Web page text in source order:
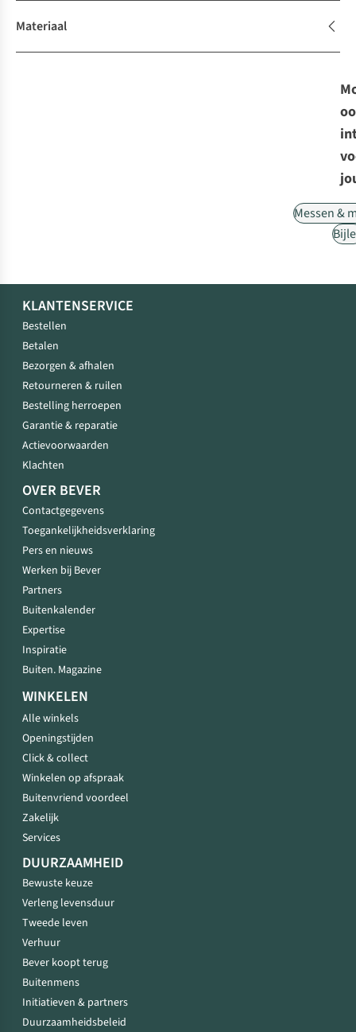
Materiaal
Messen &
KLANTENSERVICE
Bestellen
Betalen
Bezorgen & afhalen
Retourneren & ruilen
Bestelling herroepen
Garantie & reparatie
Actievoorwaarden
Klachten
OVER BEVER
Contactgegevens
Toegankelijkheidsverklaring
Pers en nieuws
Werken bij Bever
Partners
Buitenkalender
Expertise
Inspiratie
Buiten. Magazine
WINKELEN
Alle winkels
Openingstijden
Click & collect
Winkelen op afspraak
Buitenvriend voordeel
Zakelijk
Services
DUURZAAMHEID
Bewuste keuze
Verleng levensduur
Tweede leven
Verhuur
Bever koopt terug
Buitenmens
Initiatieven & partners
Duurzaamheidsbeleid